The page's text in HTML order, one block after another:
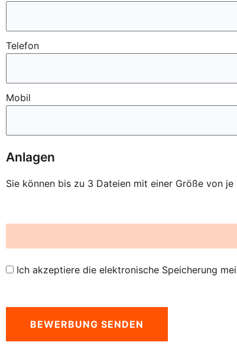
Telefon
Mobil
Anlagen
Sie können bis zu 3 Dateien mit einer Größe von
Ich akzeptiere die elektronische Speicherung
BEWERBUNG SENDEN